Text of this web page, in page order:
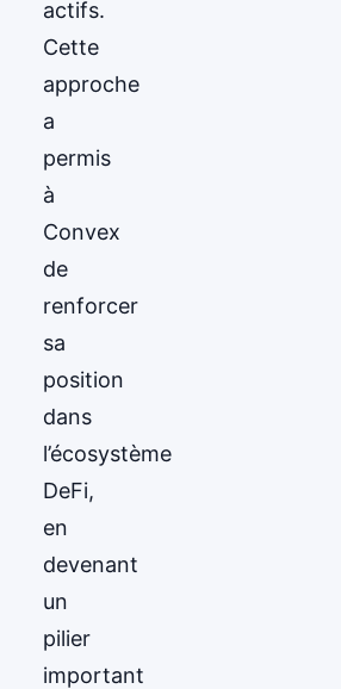
actifs.
Cette
approche
a
permis
à
Convex
de
renforcer
sa
position
dans
l’écosystème
DeFi,
en
devenant
un
pilier
important